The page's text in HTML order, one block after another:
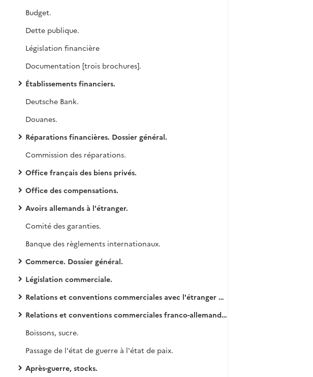
Budget.
Dette publique.
Législation financière
Documentation [trois brochures].
Établissements financiers.
Deutsche Bank.
Douanes.
Réparations financières. Dossier général.
Commission des réparations.
Office français des biens privés.
Office des compensations.
Avoirs allemands à l'étranger.
Comité des garanties.
Banque des règlements internationaux.
Commerce. Dossier général.
Législation commerciale.
Relations et conventions commerciales avec l'étranger moins la France.
Relations et conventions commerciales franco-allemandes.
Boissons, sucre.
Passage de l'état de guerre à l'état de paix.
Après-guerre, stocks.